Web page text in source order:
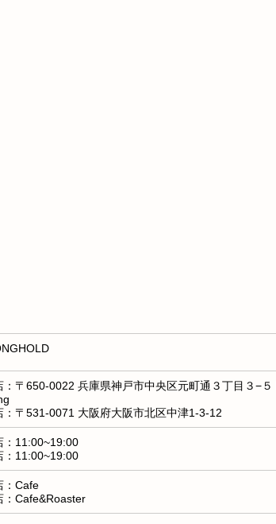
：〒650-0022 兵庫県神戸市中央区元町通３丁目３−５
：〒531-0071 大阪府大阪市北区中津1-3-12
：11:00~19:00
：11:00~19:00
：Cafe
：Cafe&Roaster